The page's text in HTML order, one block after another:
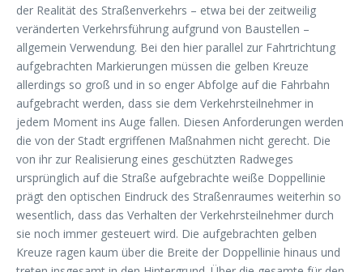
der Realität des Straßenverkehrs – etwa bei der zeitweilig
veränderten Verkehrsführung aufgrund von Baustellen –
allgemein Verwendung. Bei den hier parallel zur Fahrtrichtung
aufgebrachten Markierungen müssen die gelben Kreuze
allerdings so groß und in so enger Abfolge auf die Fahrbahn
aufgebracht werden, dass sie dem Verkehrsteilnehmer in
jedem Moment ins Auge fallen. Diesen Anforderungen werden
die von der Stadt ergriffenen Maßnahmen nicht gerecht. Die
von ihr zur Realisierung eines geschützten Radweges
ursprünglich auf die Straße aufgebrachte weiße Doppellinie
prägt den optischen Eindruck des Straßenraumes weiterhin so
wesentlich, dass das Verhalten der Verkehrsteilnehmer durch
sie noch immer gesteuert wird. Die aufgebrachten gelben
Kreuze ragen kaum über die Breite der Doppellinie hinaus und